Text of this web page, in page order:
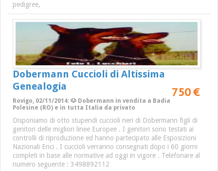
pedigree,
Dobermann Cuccioli di Altissima
Genealogia
750 €
Rovigo, 02/11/2014: 🐶 Dobermann in vendita a Badia
Polesine (RO) e in tutta Italia da privato
Disponiamo di otto stupendi cuccioli neri di Dobermann figli di
genitori delle migliori linee Europee . I genitori sono testati ai
controlli di riproduzione ed hanno partecipato alle Esposizioni
Nazionali Enci . I cuccioli verranno consegnati dopo i 60 giorni
completi in base alle normative ad oggi in vigore . Telefonare al
numero seguente : 3498892112